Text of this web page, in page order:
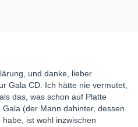
und danke, lieber
Gala CD. Ich hätte nie vermutet,
das, was schon auf Platte
(der Mann dahinter, dessen
ist wohl inzwischen